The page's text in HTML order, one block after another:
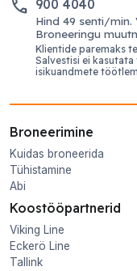
phone 900 4040
Hind 49 senti/min.
Broneeringu
Klientide paremaks
Salvestisi ei
isikuandmete
Broneerimine
Kuidas broneerida
Tühistamine
Abi
Koostööpartnerid
Viking Line
Eckerö Line
Tallink